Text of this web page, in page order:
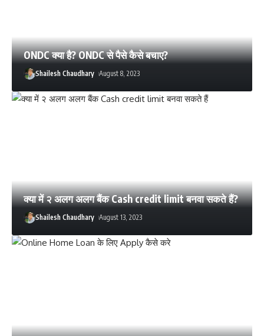
ONDC क्या है? ONDC से पैसे कैसे बचाए?
Shailesh Chaudhary August 8, 2023
क्या में २ अलग अलग बैंक Cash credit limit बनवा सकते हैं?
Shailesh Chaudhary August 13, 2023